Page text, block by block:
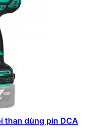
than dùng pin DCA